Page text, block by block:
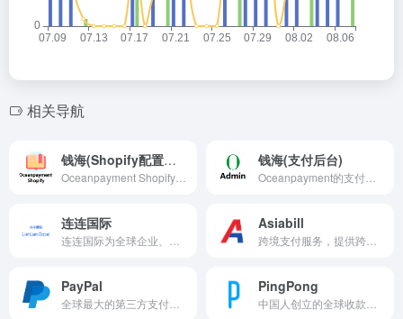
相关导航
钱海(Shopify配置手册) 钱海(支付后台)
连连国际 Asiabill
PayPal PingPong